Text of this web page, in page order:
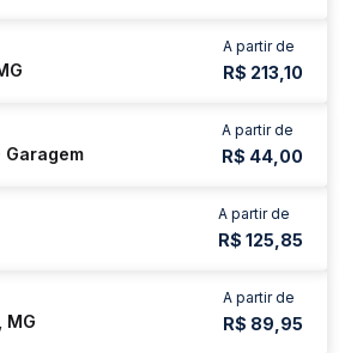
A partir de
R$ 213,10
A partir de
R$ 44,00
Garagem
A partir de
R$ 125,85
A partir de
R$ 89,95
MG